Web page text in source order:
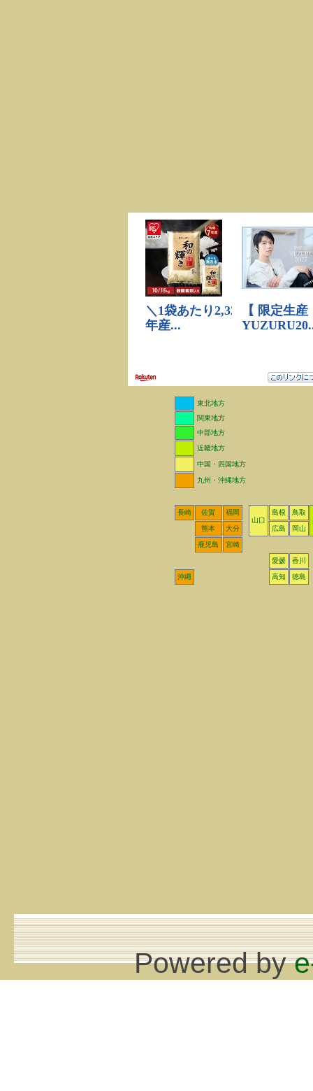
東北地方
関東地方
中部地方
近畿地方
中国・四国地方
九州・沖縄地方
長崎 佐賀
福岡
山口
島根
鳥取
熊本
大分 広島 岡山
鹿児島 宮崎
愛媛 香川
沖縄 高知 徳島
Powered by